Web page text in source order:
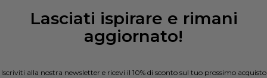
Lasciati ispirare e rimani
aggiornato!
Iscriviti alla nostra newsletter e ricevi il 10% di sconto sul tuo prossimo acquisto